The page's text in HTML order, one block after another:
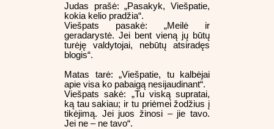
Judas prašė: „Pasakyk, Viešpatie,
kokia kelio pradžia“.
Viešpats pasakė: „Meilė ir
geradarystė. Jei bent vieną jų būtų
turėję valdytojai, nebūtų atsiradęs
blogis“.
Matas tarė: „Viešpatie, tu kalbėjai
apie visa ko pabaigą nesijaudinant“.
Viešpats sakė: „Tu viską supratai,
ką tau sakiau; ir tu priėmei žodžius į
tikėjimą. Jei juos žinosi – jie tavo.
Jei ne – ne tavo“.